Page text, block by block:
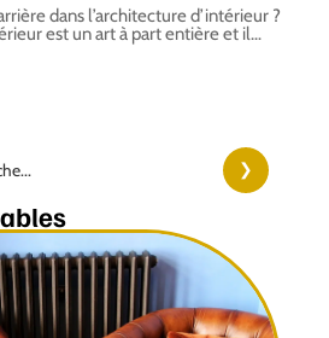
dans l’architecture d’intérieur ?
est un art à part entière et il…